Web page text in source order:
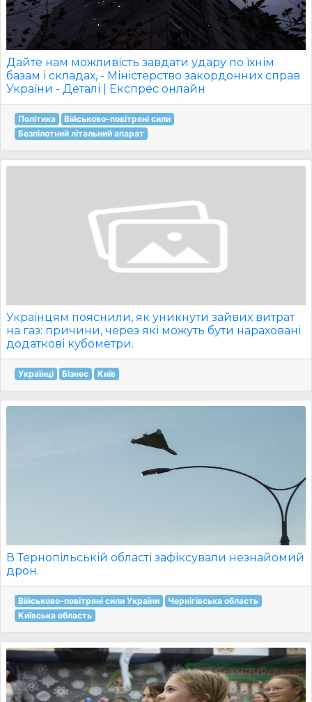
Дайте нам можливість завдати удару по їхнім
базам і складах, - Міністерство закордонних справ
України - Деталі | Експрес онлайн
Політика
Військово-повітряні сили
Безпілотний літальний апарат
Українцям пояснили, як уникнути зайвих витрат
на газ: причини, через які можуть бути нараховані
додаткові кубометри.
Українці Бізнес Київ
В Тернопільській області зафіксували незнайомий
дрон.
Військово-повітряні сили України
Чернігівська область
Київська область